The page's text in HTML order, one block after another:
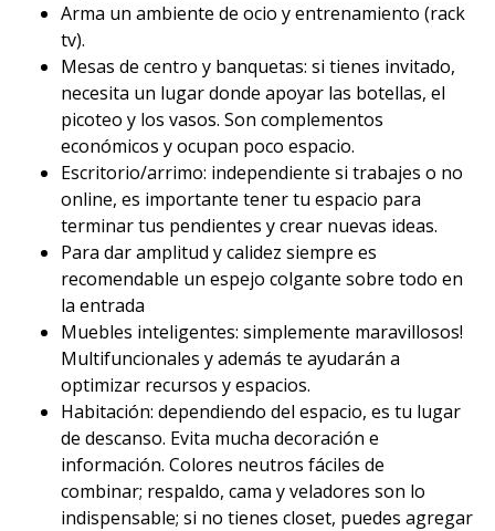
Arma un ambiente de ocio y entrenamiento (rack
tv).
Mesas de centro y banquetas: si tienes invitado,
necesita un lugar donde apoyar las botellas, el
picoteo y los vasos. Son complementos
económicos y ocupan poco espacio.
Escritorio/arrimo: independiente si trabajes o no
online, es importante tener tu espacio para
terminar tus pendientes y crear nuevas ideas.
Para dar amplitud y calidez siempre es
recomendable un espejo colgante sobre todo en
la entrada
Muebles inteligentes: simplemente maravillosos!
Multifuncionales y además te ayudarán a
optimizar recursos y espacios.
Habitación: dependiendo del espacio, es tu lugar
de descanso. Evita mucha decoración e
información. Colores neutros fáciles de
combinar; respaldo, cama y veladores son lo
indispensable; si no tienes closet, puedes agregar